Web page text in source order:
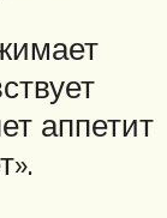
аппетит